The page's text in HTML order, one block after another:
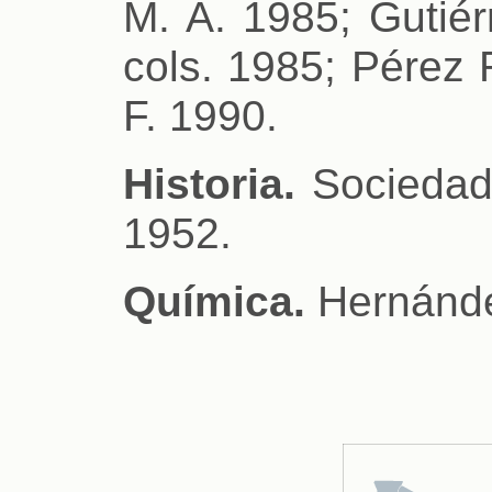
M. A. 1985;
cols. 1985; Pérez
F. 1990.
Historia.
1952.
Química.